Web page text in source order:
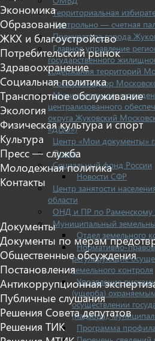
Территориальная
Контрольно — счетная
Прокуратура города
Главное управление
государственного
содержания территорий
Госстройнадзор
Муниципальное
централизованного
округа Жуковский
«ДЦО»)
Центр «Мои документы»
Опека
Социальный фонд России
Новости СФР
Центр занятости
области
ОНД и ПР по Раменскому
Муниципальный
Отдел земельного
Нормативно-
регулирующие
земельного контроля
Управление
(ущерба)
осуществлении
(надзора),
Программа
Экономика
Образование
ЖКХ и благоустройство
Потребительский рынок
Здравоохранение
Социальная политика
Транспортное обслуживание
Экология
Физическая культура и спорт
Культура
Пресс — служба
Молодежная политика
Контакты
Документы
Документы по мерам
Общественные обсуждения
Постановления
Антикоррупционная
Публичные слушания
Решения Совета депутатов
Решения ТИК